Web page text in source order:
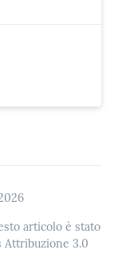
articolo è stato
Attribuzione 3.0